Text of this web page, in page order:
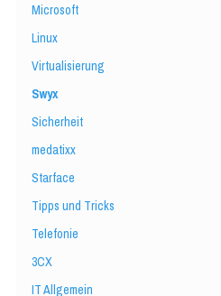
Microsoft
Linux
Virtualisierung
Swyx
Sicherheit
medatixx
Starface
Tipps und Tricks
Telefonie
3CX
IT Allgemein